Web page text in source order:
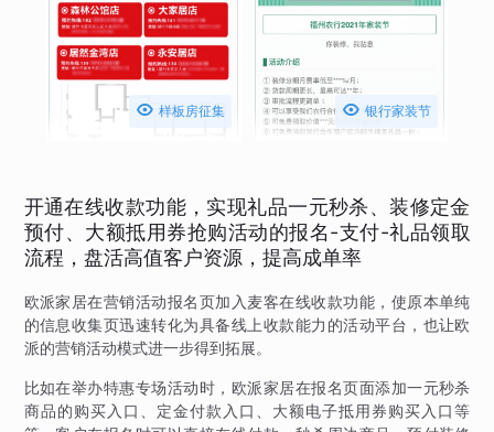
 样板房征集  银行家装节
开通在线收款功能，实现礼品一元秒杀、装修定金
预付、大额抵用券抢购活动的报名-支付-礼品领取
流程，盘活高值客户资源，提高成单率
欧派家居在营销活动报名页加入麦客在线收款功能，使原本单纯
的信息收集页迅速转化为具备线上收款能力的活动平台，也让欧
派的营销活动模式进一步得到拓展。
比如在举办特惠专场活动时，欧派家居在报名页面添加一元秒杀
商品的购买入口、定金付款入口、大额电子抵用券购买入口等